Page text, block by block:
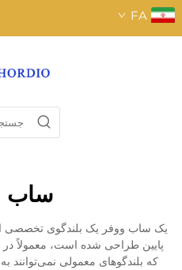
FA
ساب
یک ساب ووفر یک بلندگوی تخصصی
که بلندگوهای معمولی نمی‌توانند